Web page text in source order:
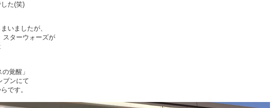
た(笑)
いましたが、
スターウォーズが
覚醒」
ブンにて
です。